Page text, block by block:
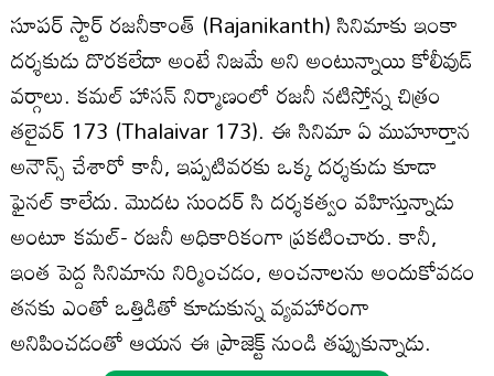
సూపర్ స్టార్ రజనీకాంత్ (Rajanikanth) సినిమాకు ఇంకా
దర్శకుడు దొరకలేదా అంటే నిజమే అని అంటున్నాయి కోలీవుడ్
వర్గాలు. కమల్ హాసన్ నిర్మాణంలో రజనీ నటిస్తోన్న చిత్రం
తలైవర్ 173 (Thalaivar 173). ఈ సినిమా ఏ ముహూర్తాన
అనౌన్స్ చేశారో కానీ, ఇప్పటివరకు ఒక్క దర్శకుడు కూడా
ఫైనల్ కాలేదు. మొదట సుందర్ సి దర్శకత్వం వహిస్తున్నాడు
అంటూ కమల్- రజనీ అధికారికంగా ప్రకటించారు. కానీ,
ఇంత పెద్ద సినిమాను నిర్మించడం, అంచనాలను అందుకోవడం
తనకు ఎంతో ఒత్తిడితో కూడుకున్న వ్యవహారంగా
అనిపించడంతో ఆయన ఈ ప్రాజెక్ట్ నుండి తప్పుకున్నాడు.